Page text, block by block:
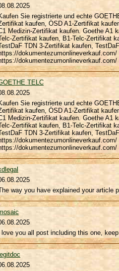
Sie registrierte und echte
kaufen, ÖSD A1-Zertifikat
Medizin-Zertifikat kaufen. Goethe A1
Zertifikat kaufen, B1-Telc-Zertifikat
TDN 3-Zertifikat kaufen,
TELC
Sie registrierte und echte
kaufen, ÖSD A1-Zertifikat
Medizin-Zertifikat kaufen. Goethe A1
Zertifikat kaufen, B1-Telc-Zertifikat
TDN 3-Zertifikat kaufen,
way you have explained your article
love you all post including this one,
legitdoc